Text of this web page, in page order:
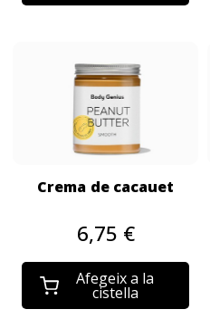
Crema de cacauet
6,75 €
Afegeix a la
cistella